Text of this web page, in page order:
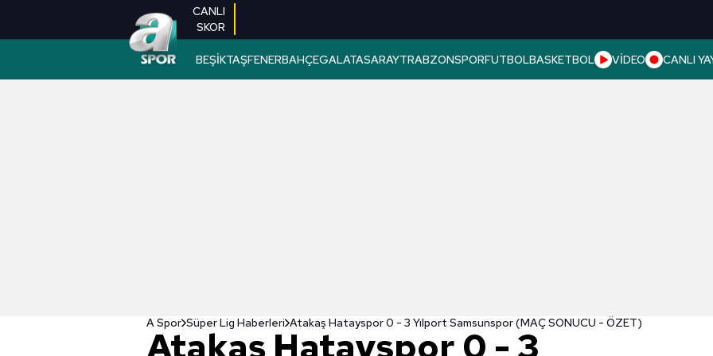
CANLI
SKOR
BEŞİKTAŞFENERBAHÇEGALATASARAYTRABZONSPORFUTBOLBASKETBOL VİDEO CANLI
A Spor Süper Lig Haberleri Atakaş Hatayspor 0 - 3 Yılport Samsunspor (MAÇ SONUCU - ÖZET)
Atakaş Hatayspor 0 - 3